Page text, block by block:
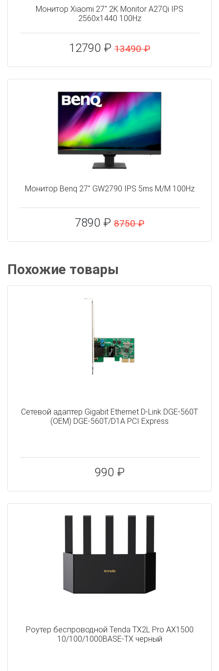
Монитор Xiaomi 27" 2K Monitor A27Qi IPS
2560x1440 100Hz
12790 ₽ 13490 ₽
Монитор Benq 27" GW2790 IPS 5ms M/M 100Hz
7890 ₽ 8750 ₽
Похожие товары
Сетевой адаптер Gigabit Ethernet D-Link DGE-560T
(OEM) DGE-560T/D1A PCI Express
990 ₽
Роутер беспроводной Tenda TX2L Pro AX1500
10/100/1000BASE-TX черный